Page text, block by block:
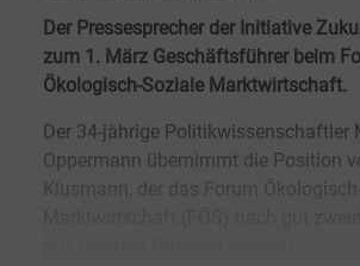
Der Pressesprecher der Initiative
zum 1. März Geschäftsführer beim
Ökologisch-Soziale Marktwirtschaft.
Der 34-jährige Politikwissenschaftler
Oppermann übernimmt die Position
Klusmann, der das Forum Ökologisch-